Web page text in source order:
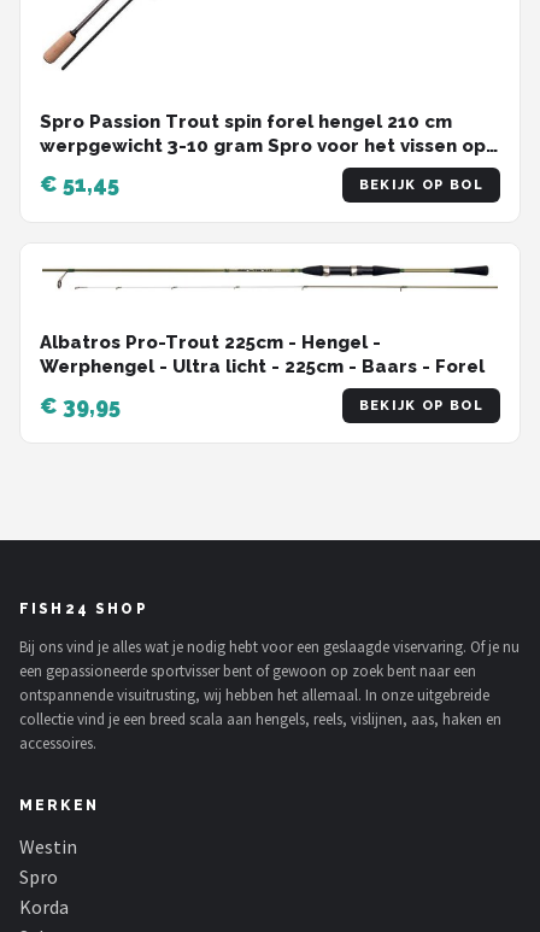
Spro Passion Trout spin forel hengel 210 cm
werpgewicht 3-10 gram Spro voor het vissen op
€ 51,45 BEKIJK OP BOL
Albatros Pro-Trout 225cm - Hengel -
Werphengel - Ultra licht - 225cm - Baars - Forel
€ 39,95 BEKIJK OP BOL
FISH24 SHOP
Bij ons vind je alles wat je nodig hebt voor een geslaagde viservaring. Of je nu
een gepassioneerde sportvisser bent of gewoon op zoek bent naar een
ontspannende visuitrusting, wij hebben het allemaal. In onze uitgebreide
collectie vind je een breed scala aan hengels, reels, vislijnen, aas, haken en
accessoires.
MERKEN
Westin
Spro
Korda